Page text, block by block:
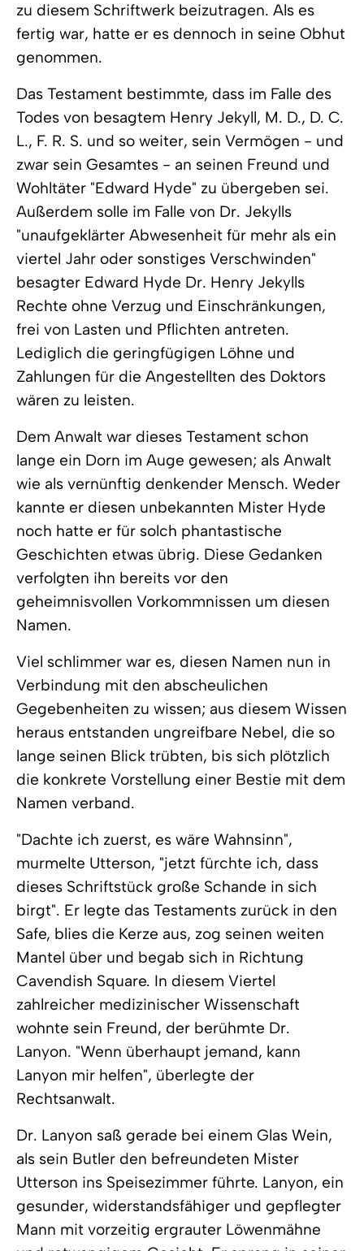
zu diesem Schriftwerk beizutragen. Als es
fertig war, hatte er es dennoch in seine Obhut
genommen.
Das Testament bestimmte, dass im Falle des
Todes von besagtem Henry Jekyll, M. D., D. C.
L., F. R. S. und so weiter, sein Vermögen - und
zwar sein Gesamtes - an seinen Freund und
Wohltäter "Edward Hyde" zu übergeben sei.
Außerdem solle im Falle von Dr. Jekylls
"unaufgeklärter Abwesenheit für mehr als ein
viertel Jahr oder sonstiges Verschwinden"
besagter Edward Hyde Dr. Henry Jekylls
Rechte ohne Verzug und Einschränkungen,
frei von Lasten und Pflichten antreten.
Lediglich die geringfügigen Löhne und
Zahlungen für die Angestellten des Doktors
wären zu leisten.
Dem Anwalt war dieses Testament schon
lange ein Dorn im Auge gewesen; als Anwalt
wie als vernünftig denkender Mensch. Weder
kannte er diesen unbekannten Mister Hyde
noch hatte er für solch phantastische
Geschichten etwas übrig. Diese Gedanken
verfolgten ihn bereits vor den
geheimnisvollen Vorkommnissen um diesen
Namen.
Viel schlimmer war es, diesen Namen nun in
Verbindung mit den abscheulichen
Gegebenheiten zu wissen; aus diesem Wissen
heraus entstanden ungreifbare Nebel, die so
lange seinen Blick trübten, bis sich plötzlich
die konkrete Vorstellung einer Bestie mit dem
Namen verband.
"Dachte ich zuerst, es wäre Wahnsinn",
murmelte Utterson, "jetzt fürchte ich, dass
dieses Schriftstück große Schande in sich
birgt". Er legte das Testaments zurück in den
Safe, blies die Kerze aus, zog seinen weiten
Mantel über und begab sich in Richtung
Cavendish Square. In diesem Viertel
zahlreicher medizinischer Wissenschaft
wohnte sein Freund, der berühmte Dr.
Lanyon. "Wenn überhaupt jemand, kann
Lanyon mir helfen", überlegte der
Rechtsanwalt.
Dr. Lanyon saß gerade bei einem Glas Wein,
als sein Butler den befreundeten Mister
Utterson ins Speisezimmer führte. Lanyon, ein
gesunder, widerstandsfähiger und gepflegter
Mann mit vorzeitig ergrauter Löwenmähne